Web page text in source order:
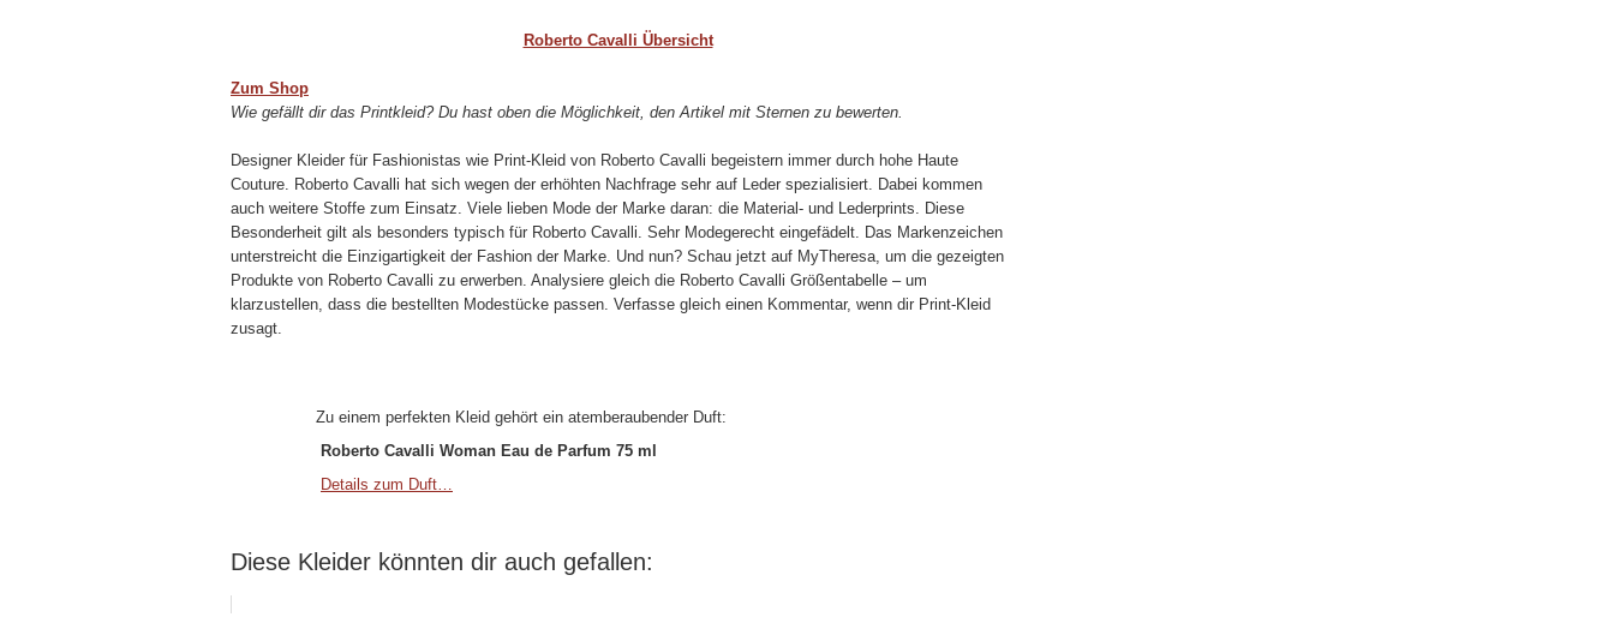
Roberto Cavalli Übersicht
Zum Shop
Wie gefällt dir das Printkleid? Du hast oben die Möglichkeit, den Artikel mit Sternen zu bewerten.
Designer Kleider für Fashionistas wie Print-Kleid von Roberto Cavalli begeistern immer durch hohe Haute
Couture. Roberto Cavalli hat sich wegen der erhöhten Nachfrage sehr auf Leder spezialisiert. Dabei kommen
auch weitere Stoffe zum Einsatz. Viele lieben Mode der Marke daran: die Material- und Lederprints. Diese
Besonderheit gilt als besonders typisch für Roberto Cavalli. Sehr Modegerecht eingefädelt. Das Markenzeichen
unterstreicht die Einzigartigkeit der Fashion der Marke. Und nun? Schau jetzt auf MyTheresa, um die gezeigten
Produkte von Roberto Cavalli zu erwerben. Analysiere gleich die Roberto Cavalli Größentabelle – um
klarzustellen, dass die bestellten Modestücke passen. Verfasse gleich einen Kommentar, wenn dir Print-Kleid
zusagt.
Zu einem perfekten Kleid gehört ein atemberaubender Duft:
Roberto Cavalli Woman Eau de Parfum 75 ml
Details zum Duft…
Diese Kleider könnten dir auch gefallen: